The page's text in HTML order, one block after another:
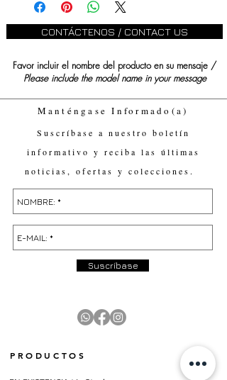
CONTÁCTENOS / CONTACT US
Favor incluir el nombre del producto en su mensaje /
Please include the model name in your message
Manténgase Informado(a)
Suscríbase a nuestro boletín
informativo y reciba las últimas
noticias, ofertas y colecciones.
Suscríbase
PRODUCTOS